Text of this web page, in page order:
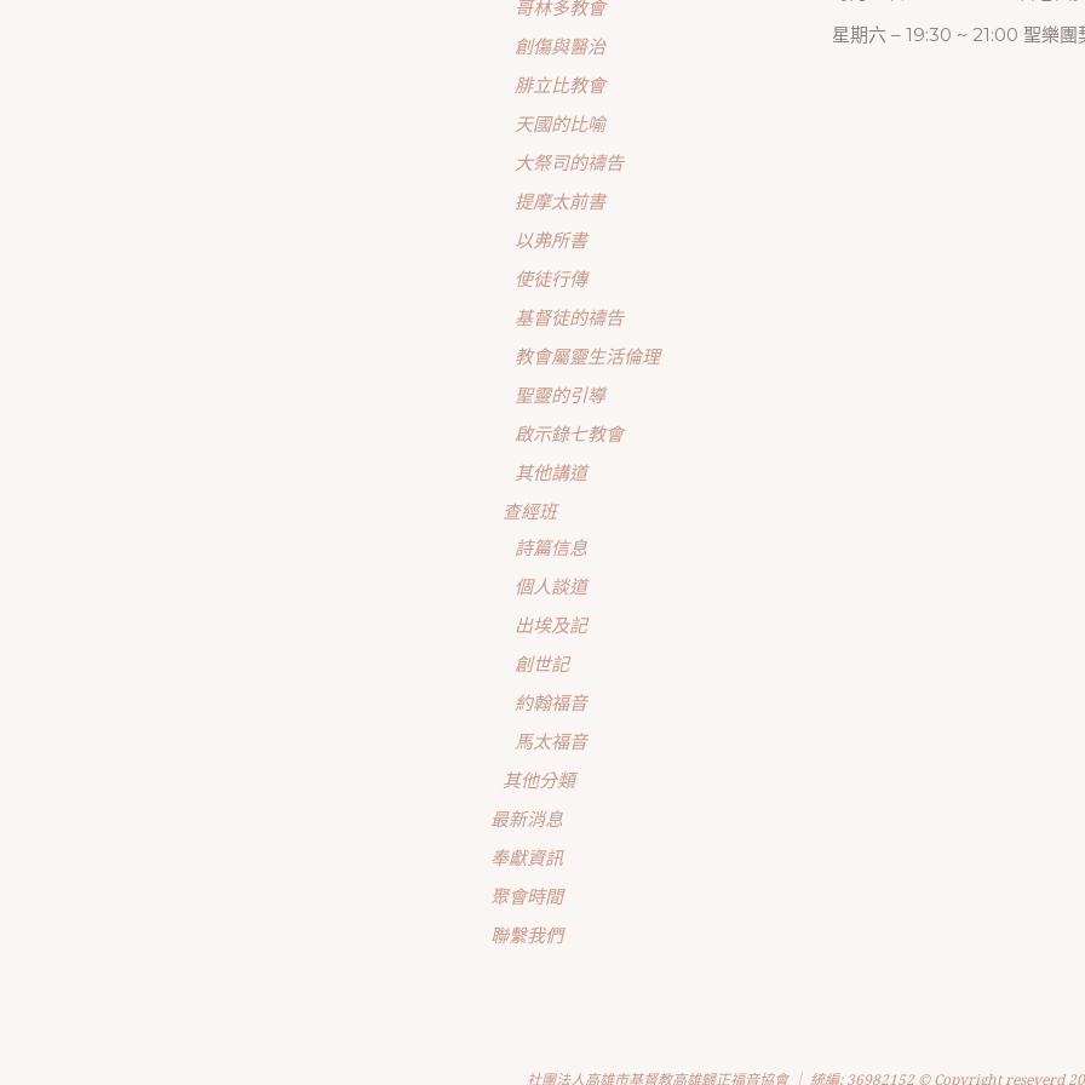
哥林多教會
創傷與醫治
腓立比教會
天國的比喻
大祭司的禱告
提摩太前書
以弗所書
使徒行傳
基督徒的禱告
教會屬靈生活倫理
聖靈的引導
啟示錄七教會
其他講道
查經班
詩篇信息
個人談道
出埃及記
創世記
約翰福音
馬太福音
其他分類
最新消息
奉獻資訊
聚會時間
聯繫我們
星期六 – 19:30 ~ 21:00 聖樂團
社團法人高雄市基督教高雄歸正福音協會 ｜ 統編: 36982152 © Copyright reseverd